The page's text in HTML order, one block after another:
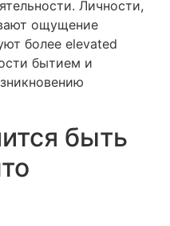
Личности,
ощущение
более elevated
бытием и
быть